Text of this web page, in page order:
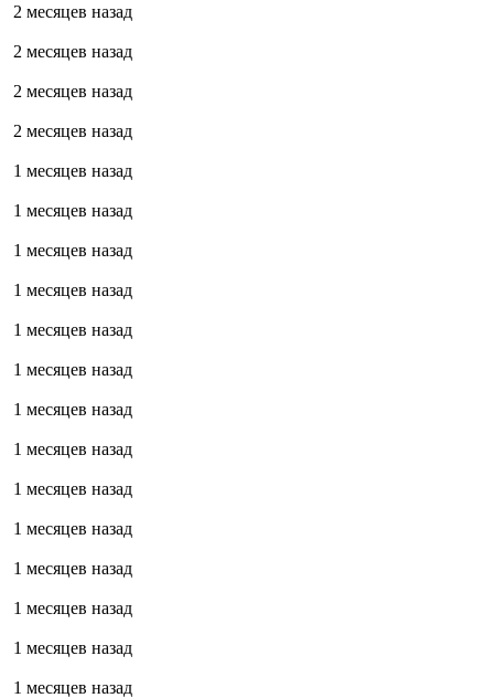
2 месяцев назад
2 месяцев назад
2 месяцев назад
2 месяцев назад
1 месяцев назад
1 месяцев назад
1 месяцев назад
1 месяцев назад
1 месяцев назад
1 месяцев назад
1 месяцев назад
1 месяцев назад
1 месяцев назад
1 месяцев назад
1 месяцев назад
1 месяцев назад
1 месяцев назад
1 месяцев назад